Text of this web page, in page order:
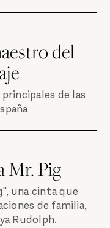
del
de las
Mr. Pig
una cinta que
de familia,
Rudolph.